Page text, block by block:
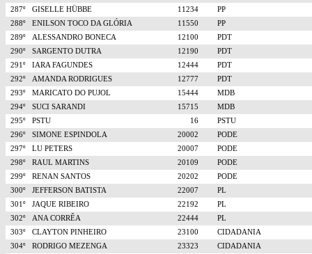
287º
GISELLE HÜBBE 11234
PP
288º
ENILSON TOCO DA GLÓRIA 11550
PP
289º
ALESSANDRO BONECA 12100
PDT
290º
SARGENTO DUTRA 12190
PDT
291º
IARA FAGUNDES 12444
PDT
292º
AMANDA RODRIGUES 12777
PDT
293º
MARICATO DO PUJOL 15444
MDB
294º
SUCI SARANDI 15715
MDB
295º
PSTU 16
PSTU
296º
SIMONE ESPINDOLA 20002
PODE
297º
LU PETERS 20007
PODE
298º
RAUL MARTINS 20109
PODE
299º
RENAN SANTOS 20202
PODE
300º
JEFFERSON BATISTA 22007
PL
301º
JAQUE RIBEIRO 22192
PL
302º
ANA CORRÊA 22444
PL
303º
CLAYTON PINHEIRO 23100
CIDADANIA
304º
RODRIGO MEZENGA 23323
CIDADANIA